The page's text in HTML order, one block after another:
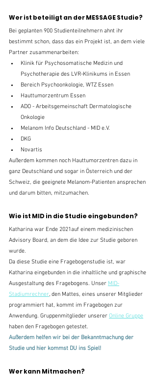
Wer ist beteiligt an der MESSAGE Studie?
Bei geplanten 900 Studienteilnehmern ahnt ihr
bestimmt schon, dass das ein Projekt ist, an dem viele
Partner zusammenarbeiten:
Klinik für Psychosomatische Medizin und
Psychotherapie des LVR-Klinikums in Essen
Bereich Psychoonkologie, WTZ Essen
Hauttumorzentrum Essen
ADO - Arbeitsgemeinschaft Dermatologische
Onkologie
Melanom Info Deutschland - MID e.V.
DKG
Novartis
Außerdem kommen noch Hauttumorzentren dazu in
ganz Deutschland und sogar in Österreich und der
Schweiz, die geeignete Melanom-Patienten ansprechen
und darum bitten, mitzumachen.
Wie ist MID in die Studie eingebunden?
Katharina war Ende 2021auf einem medizinischen
Advisory Board, an dem die Idee zur Studie geboren
wurde.
Da diese Studie eine Fragebogenstudie ist, war
Katharina eingebunden in die inhaltliche und graphische
Ausgestaltung des Fragebogens. Unser MID-
Stadiumrechner, den Mattes, eines unserer Mitglieder
programmiert hat, kommt im Fragebogen zur
Anwendung. Gruppenmitglieder unserer Online Gruppe
haben den Fragebogen getestet.
Außerdem helfen wir bei der Bekanntmachung der
Studie und hier kommst DU ins Spiel!
Wer kann Mitmachen?